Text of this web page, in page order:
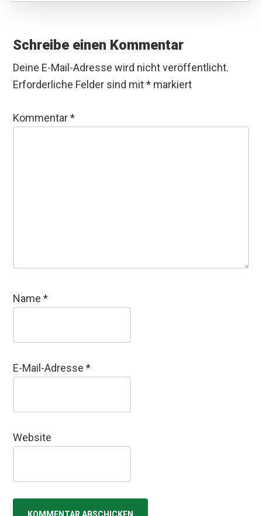
Interaktionen
Schreibe einen Kommentar
Deine E-Mail-Adresse wird nicht veröffentlicht.
Erforderliche Felder sind mit* markiert
Kommentar*
Name*
E-Mail-Adresse*
Website